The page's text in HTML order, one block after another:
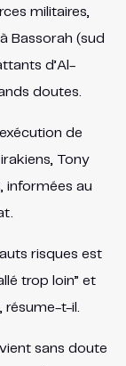
militaires,
Bassorah (sud
d’Al-
doutes.
de
Tony
informées au
risques est
trop loin” et
résume-t-il.
sans doute